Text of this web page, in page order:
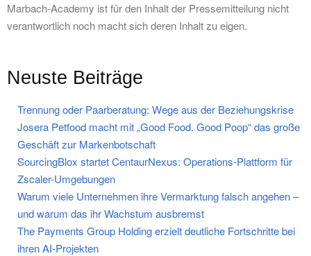
Marbach-Academy ist für den Inhalt der Pressemitteilung nicht
verantwortlich noch macht sich deren Inhalt zu eigen.
Neuste Beiträge
Trennung oder Paarberatung: Wege aus der Beziehungskrise
Josera Petfood macht mit „Good Food. Good Poop“ das große
Geschäft zur Markenbotschaft
SourcingBlox startet CentaurNexus: Operations-Plattform für
Zscaler-Umgebungen
Warum viele Unternehmen ihre Vermarktung falsch angehen –
und warum das ihr Wachstum ausbremst
The Payments Group Holding erzielt deutliche Fortschritte bei
ihren AI-Projekten